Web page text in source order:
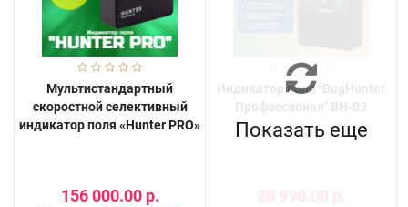
Мультистандартный
скоростной селективный
индикатор поля «Hunter PRO»
156 000.00 р.
Индикатор поля "BugHunter
Показать еще